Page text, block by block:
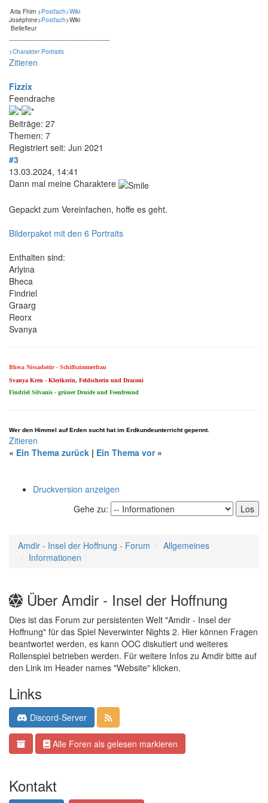
Aria Fhirn >Postfach>Wiki
Joséphine
Bellefleur
>Postfach>Wiki
--------------------------------------------------------
>Charakter Portraits
Zitieren
Fizzix
Feendrache
Beiträge: 27
Themen: 7
Registriert seit: Jun 2021
#3
13.03.2024, 14:41
Dann mal meine Charaktere
Gepackt zum Vereinfachen, hoffe es geht.
Bilderpaket mit den 6 Portraits
Enthalten sind:
Arlyina
Bheca
Findriel
Graarg
Reorx
Svanya
Bheca Nissadottir - Schiffszimmerfrau
Svanya Kren - Klerikerin, Feldscherin und Draconi
Findriel Silvanis - grüner Druide und Feenfreund
Wer den Himmel auf Erden sucht hat im Erdkundeunterricht gepennt.
Zitieren
« Ein Thema zurück | Ein Thema vor»
Druckversion anzeigen
Gehe zu:
Amdir - Insel der Hoffnung - Forum
Allgemeines
Informationen
Über Amdir - Insel der Hoffnung
Dies ist das Forum zur persistenten Welt "Amdir - Insel der
Hoffnung" für das Spiel Neverwinter Nights 2. Hier können Fragen
beantwortet werden, es kann OOC diskutiert und weiteres
Rollenspiel betrieben werden. Für weitere Infos zu Amdir bitte auf
den Link im Header names "Website" klicken.
Links
Discord-Server
Alle Foren als gelesen markieren
Kontakt